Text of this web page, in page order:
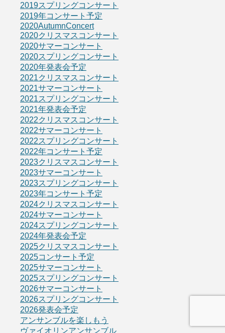
2019スプリングコンサート
2019年コンサート予定
2020AutumnConcert
2020クリスマスコンサート
2020サマーコンサート
2020スプリングコンサート
2020年発表会予定
2021クリスマスコンサート
2021サマーコンサート
2021スプリングコンサート
2021年発表会予定
2022クリスマスコンサート
2022サマーコンサート
2022スプリングコンサート
2022年コンサート予定
2023クリスマスコンサート
2023サマーコンサート
2023スプリングコンサート
2023年コンサート予定
2024クリスマスコンサート
2024サマーコンサート
2024スプリングコンサート
2024年発表会予定
2025クリスマスコンサート
2025コンサート予定
2025サマーコンサート
2025スプリングコンサート
2026サマーコンサート
2026スプリングコンサート
2026発表会予定
アンサンブルを楽しもう
ヴァイオリンアンサンブル